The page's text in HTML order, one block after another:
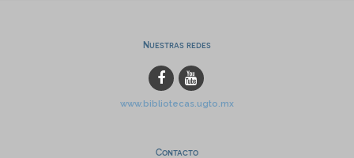
Nuestras redes
www.bibliotecas.ugto.mx
Contacto